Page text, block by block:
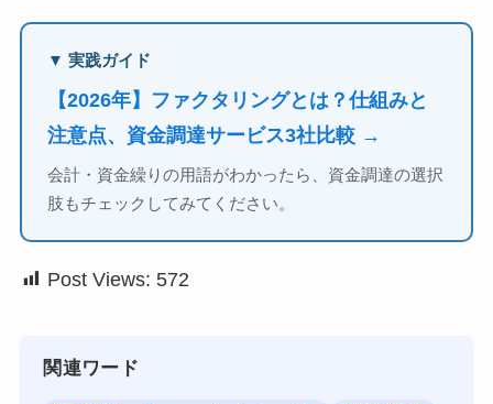
▼ 実践ガイド
【2026年】ファクタリングとは？仕組みと
注意点、資金調達サービス3社比較 →
会計・資金繰りの用語がわかったら、資金調達の選択
肢もチェックしてみてください。
Post Views: 572
関連ワード